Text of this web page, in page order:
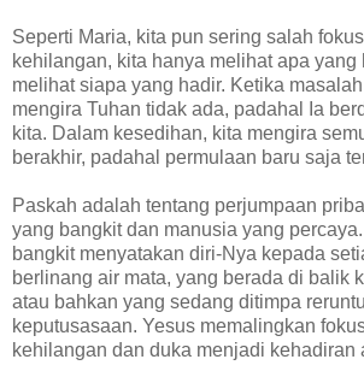
Seperti Maria, kita pun sering salah
kehilangan, kita hanya melihat apa yang
melihat siapa yang hadir. Ketika
mengira Tuhan tidak ada, padahal Ia
kita. Dalam kesedihan, kita mengira
berakhir, padahal permulaan baru saja
Paskah adalah tentang perjumpaan
yang bangkit dan manusia yang
bangkit menyatakan diri-Nya kepada
berlinang air mata, yang berada di balik
atau bahkan yang sedang ditimpa
keputusasaan. Yesus memalingkan
kehilangan dan duka menjadi kehadiran